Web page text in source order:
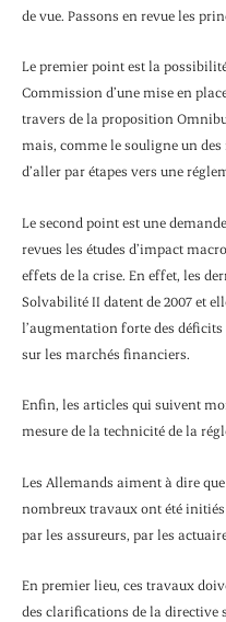
de vue. Passons en revue les
Le premier point est la
Commission d’une mise en
travers de la proposition
mais, comme le souligne un
d’aller par étapes vers une
Le second point est une
revues les études d’impact
effets de la crise. En effet, les
Solvabilité II datent de 2007 et
l’augmentation forte des
sur les marchés financiers.
Enfin, les articles qui suivent
mesure de la technicité de la
Les Allemands aiment à dire
nombreux travaux ont été initiés
par les assureurs, par les
En premier lieu, ces travaux
des clarifications de la